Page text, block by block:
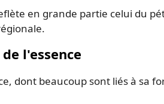
en grande partie celui du
l'essence
dont beaucoup sont liés à sa